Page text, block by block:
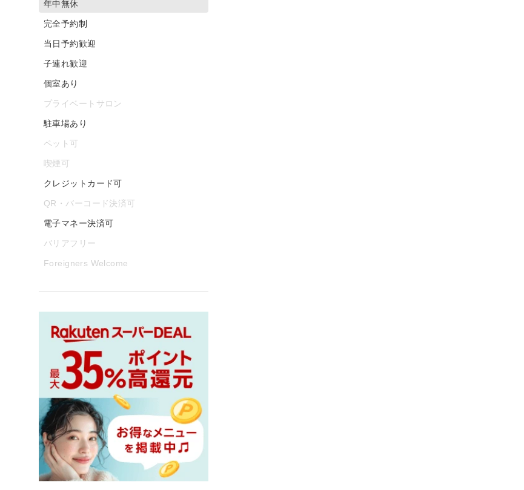
年中無休
完全予約制
当日予約歓迎
子連れ歓迎
個室あり
プライベートサロン
駐車場あり
ペット可
喫煙可
クレジットカード可
QR・バーコード決済可
電子マネー決済可
バリアフリー
Foreigners Welcome